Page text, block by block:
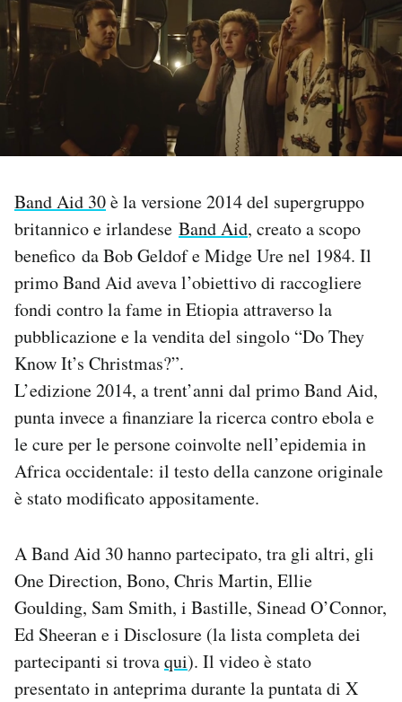
PODCAST
SHOP
CALENDARIO
Area Personale
Newsletter
Notifiche mobile
Regala il Post
Hai bisogno di aiuto?
Esci
Band Aid 30è la versione 2014 del supergruppo
britannico e irlandese Band Aid, creato a scopo
benefico da Bob Geldof e Midge Ure nel 1984. Il
primo Band Aid aveva l’obiettivo di raccogliere
fondi contro la fame in Etiopia attraverso la
pubblicazione e la vendita del singolo “Do They
Know It’s Christmas?”.
L’edizione 2014, a trent’anni dal primo Band Aid,
punta invece a finanziare la ricerca contro ebola e
le cure per le persone coinvolte nell’epidemia in
Africa occidentale: il testo della canzone originale
è stato modificato appositamente.
A Band Aid 30 hanno partecipato, tra gli altri, gli
One Direction, Bono, Chris Martin, Ellie
Goulding, Sam Smith, i Bastille, Sinead O’Connor,
Ed Sheeran e i Disclosure (la lista completa dei
partecipanti si trovaqui). Il video è stato
presentato in anteprima durante la puntata di X